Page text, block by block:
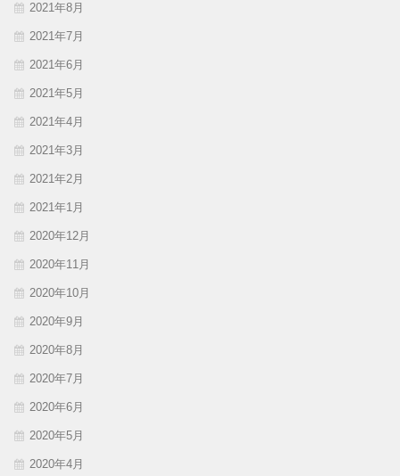
2021年8月
2021年7月
2021年6月
2021年5月
2021年4月
2021年3月
2021年2月
2021年1月
2020年12月
2020年11月
2020年10月
2020年9月
2020年8月
2020年7月
2020年6月
2020年5月
2020年4月